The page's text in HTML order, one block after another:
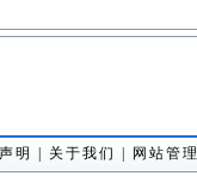
明 关于我们 网站管理